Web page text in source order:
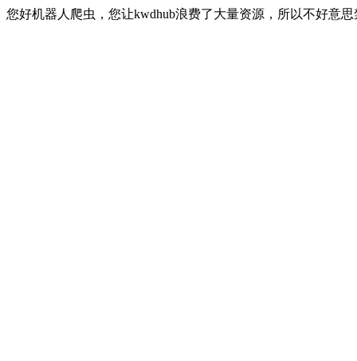
您好机器人爬虫，您让kwdhub浪费了大量资源，所以不好意